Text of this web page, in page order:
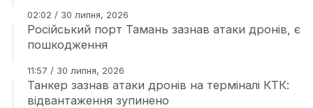
02:02 / 30 липня, 2026
Російський порт Тамань зазнав атаки дронів, є
пошкодження
11:57 / 30 липня, 2026
Танкер зазнав атаки дронів на терміналі КТК:
відвантаження зупинено